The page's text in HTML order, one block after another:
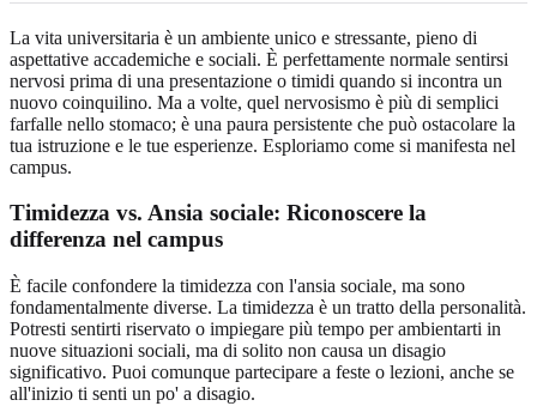
La vita universitaria è un ambiente unico e stressante, pieno di
aspettative accademiche e sociali. È perfettamente normale sentirsi
nervosi prima di una presentazione o timidi quando si incontra un
nuovo coinquilino. Ma a volte, quel nervosismo è più di semplici
farfalle nello stomaco; è una paura persistente che può ostacolare la
tua istruzione e le tue esperienze. Esploriamo come si manifesta nel
campus.
Timidezza vs. Ansia sociale: Riconoscere la
differenza nel campus
È facile confondere la timidezza con l'ansia sociale, ma sono
fondamentalmente diverse. La timidezza è un tratto della personalità.
Potresti sentirti riservato o impiegare più tempo per ambientarti in
nuove situazioni sociali, ma di solito non causa un disagio
significativo. Puoi comunque partecipare a feste o lezioni, anche se
all'inizio ti senti un po' a disagio.